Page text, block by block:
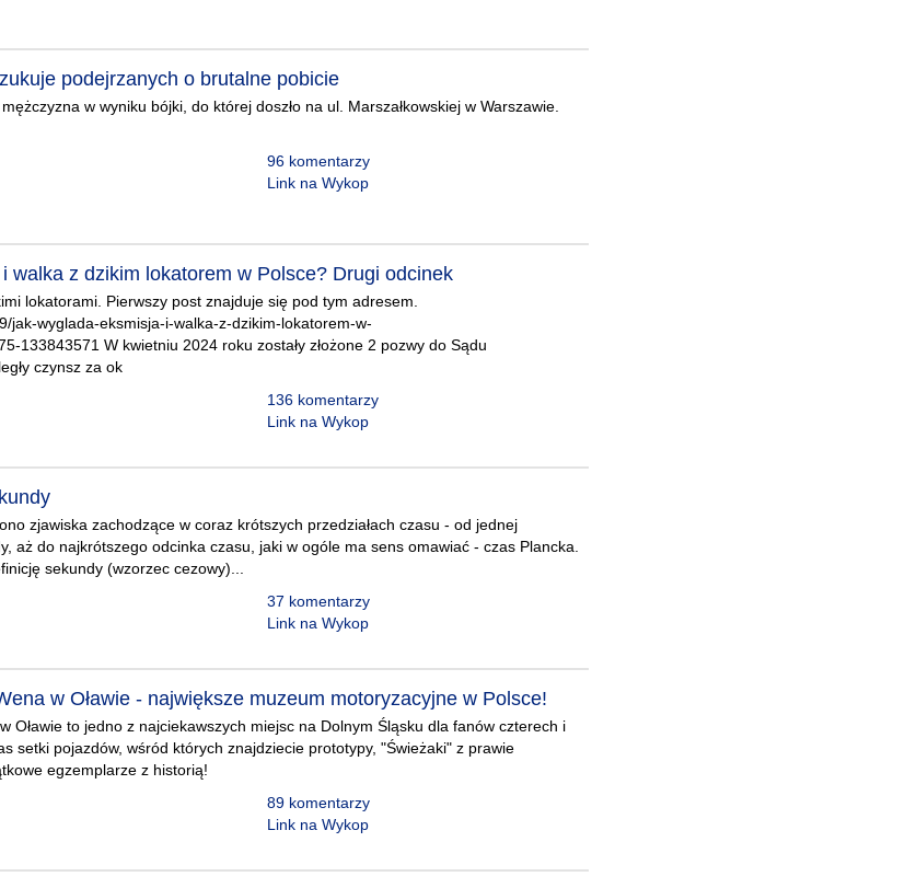
podejrzanych o brutalne pobicie
w wyniku bójki, do której doszło na ul. Marszałkowskiej w Warszawie.
96 komentarzy
Link na Wykop
walka z dzikim lokatorem w Polsce? Drugi odcinek
lokatorami. Pierwszy post znajduje się pod tym adresem.
jak-wyglada-eksmisja-i-walka-z-dzikim-lokatorem-w-
133843571 W kwietniu 2024 roku zostały złożone 2 pozwy do Sądu
czynsz za ok
136 komentarzy
Link na Wykop
zjawiska zachodzące w coraz krótszych przedziałach czasu - od jednej
aż do najkrótszego odcinka czasu, jaki w ogóle ma sens omawiać - czas Plancka.
sekundy (wzorzec cezowy)...
37 komentarzy
Link na Wykop
w Oławie - największe muzeum motoryzacyjne w Polsce!
Oławie to jedno z najciekawszych miejsc na Dolnym Śląsku dla fanów czterech i
setki pojazdów, wśród których znajdziecie prototypy, "Świeżaki" z prawie
egzemplarze z historią!
89 komentarzy
Link na Wykop